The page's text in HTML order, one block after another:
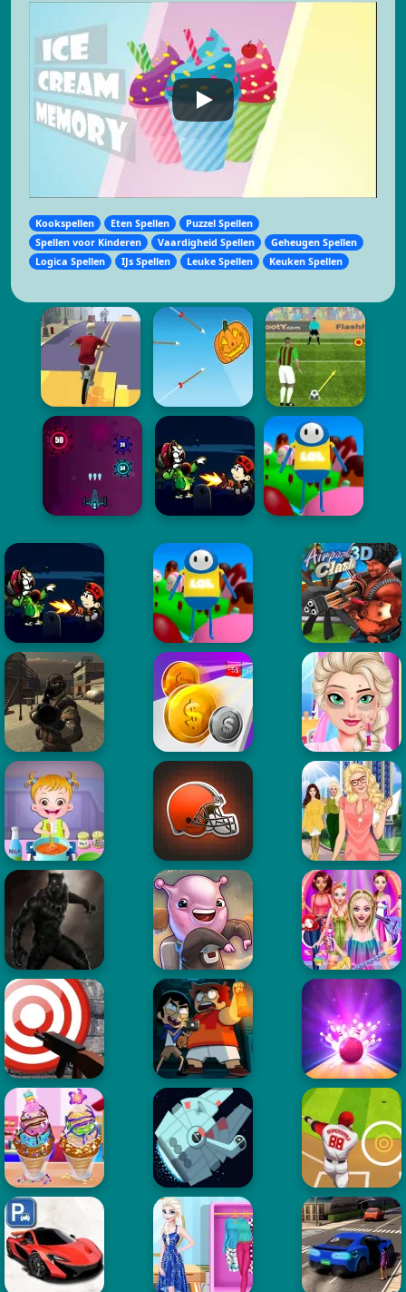
Kookspellen Eten Spellen
Puzzel Spellen
Spellen voor Kinderen
Vaardigheid Spellen
Geheugen Spellen
Logica Spellen
IJs Spellen Leuke Spellen Keuken Spellen